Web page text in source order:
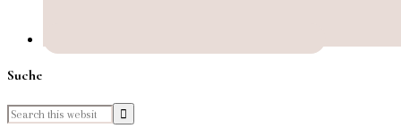
Suche